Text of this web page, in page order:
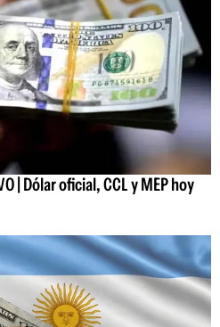
| Dólar oficial, CCL y MEP hoy